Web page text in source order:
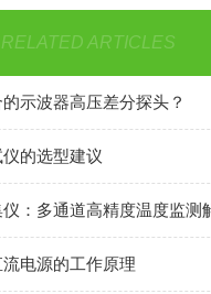
RELATED ARTICLES
示波器高压差分探头？
的选型建议
：多通道高精度温度监测
电源的工作原理